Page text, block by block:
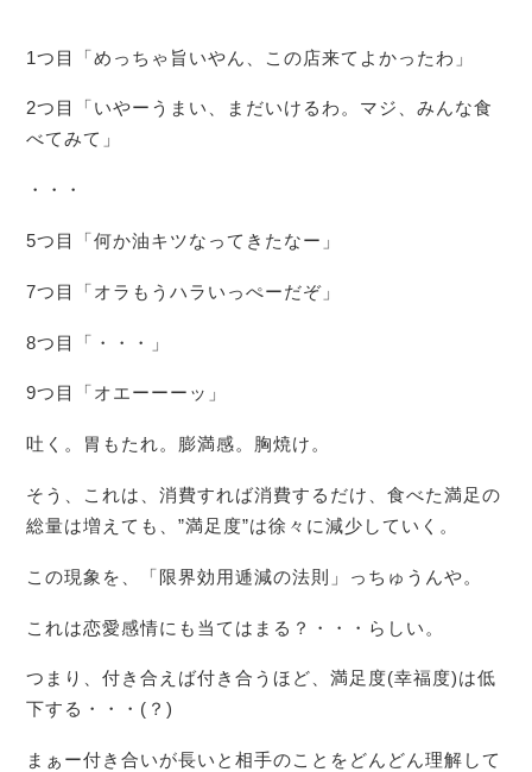
1つ目「めっちゃ旨いやん、この店来てよかったわ」
2つ目「いやーうまい、まだいけるわ。マジ、みんな食
べてみて」
・・・
5つ目「何か油キツなってきたなー」
7つ目「オラもうハラいっぺーだぞ」
8つ目「・・・」
9つ目「オエーーーッ」
吐く。胃もたれ。膨満感。胸焼け。
そう、これは、消費すれば消費するだけ、食べた満足の
総量は増えても、”満足度”は徐々に減少していく。
この現象を、「限界効用逓減の法則」っちゅうんや。
これは恋愛感情にも当てはまる？・・・らしい。
つまり、付き合えば付き合うほど、満足度(幸福度)は低
下する・・・(？)
まぁー付き合いが長いと相手のことをどんどん理解して